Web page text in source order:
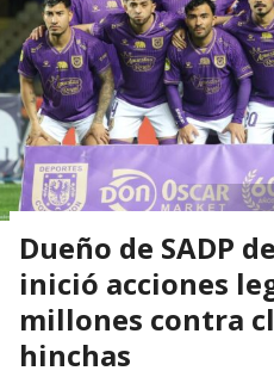
Dueño de SADP
inició acciones
millones contra
hinchas